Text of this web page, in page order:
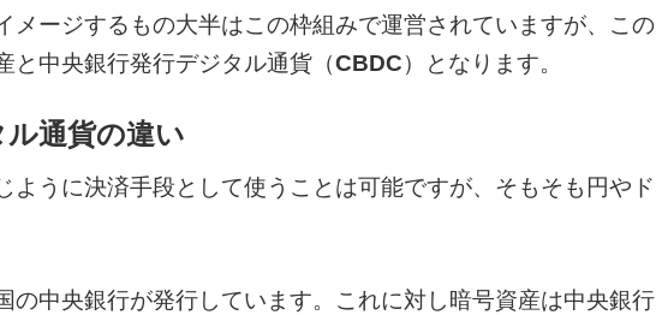
メージするもの大半はこの枠組みで運営されていますが、この
と中央銀行発行デジタル通貨（CBDC）となります。
ル通貨の違い
ように決済手段として使うことは可能ですが、そもそも円やド
の中央銀行が発行しています。これに対し暗号資産は中央銀行